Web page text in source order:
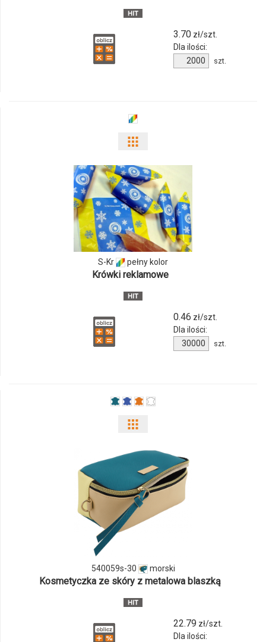
3.70zł/szt.
Dla ilości:
Ilość
produktu
szt.
odmiany
i
ilości
produktu
S-
S-Kr pełny kolor
Krówki reklamowe
0.46 zł/szt.
Dla ilości:
Ilość
produktu
szt.
odmiany
i
ilości
produktu
30
540059s-30 morski
Kosmetyczka ze skóry z metalowa blaszką
22.79 zł/szt.
Dla ilości: